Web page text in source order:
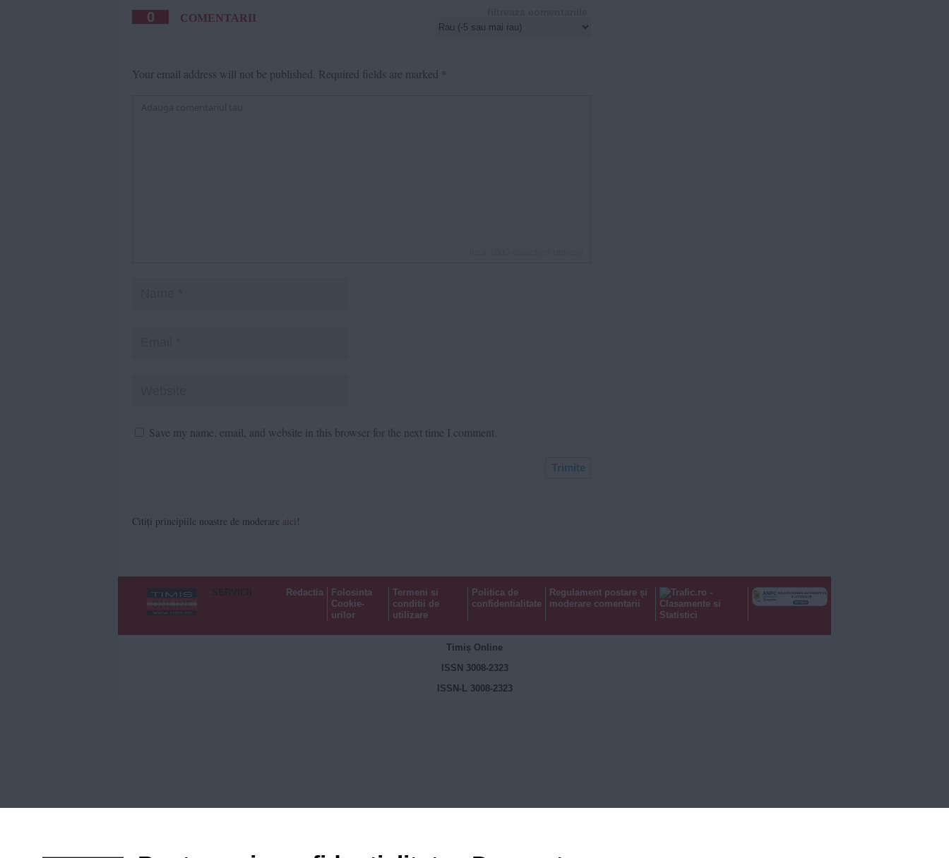
0 COMENTARII
Your email address will not be published. Required fields are marked *
Save my name, email, and website in this browser for the next time I comment.
Citiți principiile noastre de moderare aici!
SERVICII Redactia
Folosinta
Cookie-
urilor
Termeni si
conditii de
utilizare
Politica de
confidentialitate
Regulament postare și
moderare comentarii
Timiș Online
ISSN 3008-2323
ISSN-L 3008-2323